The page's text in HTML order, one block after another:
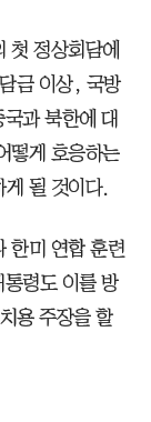
첫 정상회담에
금 이상, 국방
과 북한에 대
떻게 호응하는
게 될 것이다.
한미 연합 훈련
령도 이를 방
용 주장을 할